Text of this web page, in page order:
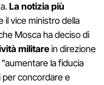
La notizia più
il vice ministro della
Mosca ha deciso di
militarein direzione
"aumentare la fiducia
per concordare e